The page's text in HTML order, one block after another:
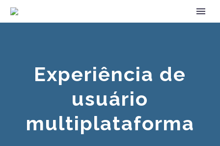
Experiência de
usuário
multiplataforma